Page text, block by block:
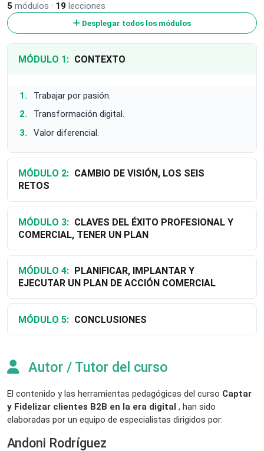
5 módulos · 19 lecciones
Desplegar todos los módulos
MÓDULO 1: CONTEXTO
Trabajar por pasión.
Transformación digital.
Valor diferencial.
MÓDULO 2:
RETOS
MÓDULO 3:
COMERCIAL, TENER UN PLAN
MÓDULO 4:
EJECUTAR UN PLAN DE ACCIÓN COMERCIAL
MÓDULO 5: CONCLUSIONES
Autor / Tutor del curso
El contenido y las herramientas pedagógicas del curso Captar
y Fidelizar clientes B2B en la era digital , han sido
elaboradas por un equipo de especialistas dirigidos por:
Andoni Rodríguez